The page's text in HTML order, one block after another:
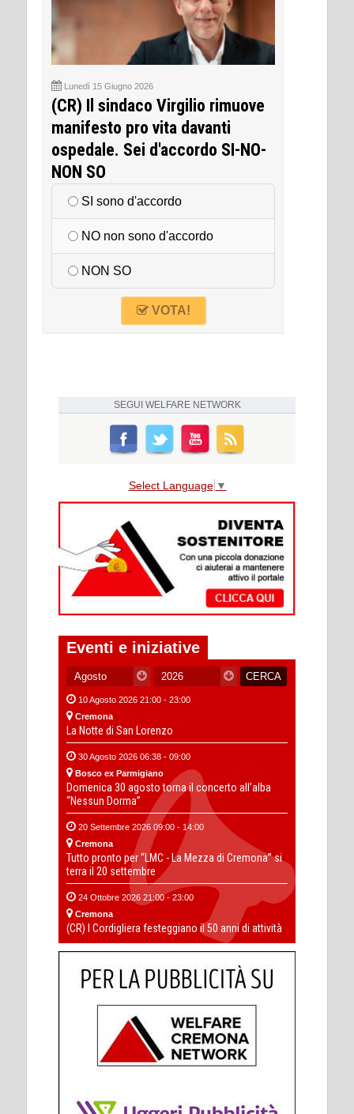
Lunedì 15 Giugno 2026
(CR) Il sindaco Virgilio rimuove
manifesto pro vita davanti
ospedale. Sei d'accordo SI-NO-
NON SO
SI sono d'accordo
NO non sono d'accordo
NON SO
VOTA!
SEGUI WELFARE NETWORK
Select Language ▼
Eventi e iniziative
10 Agosto 2026 21:00 - 23:00
Cremona
La Notte di San Lorenzo
30 Agosto 2026 06:38 - 09:00
Bosco ex Parmigiano
Domenica 30 agosto torna il concerto all’alba
“Nessun Dorma”
20 Settembre 2026 09:00 - 14:00
Cremona
Tutto pronto per “LMC - La Mezza di Cremona” si
terra il 20 settembre
24 Ottobre 2026 21:00 - 23:00
Cremona
(CR) I Cordigliera festeggiano il 50 anni di attività